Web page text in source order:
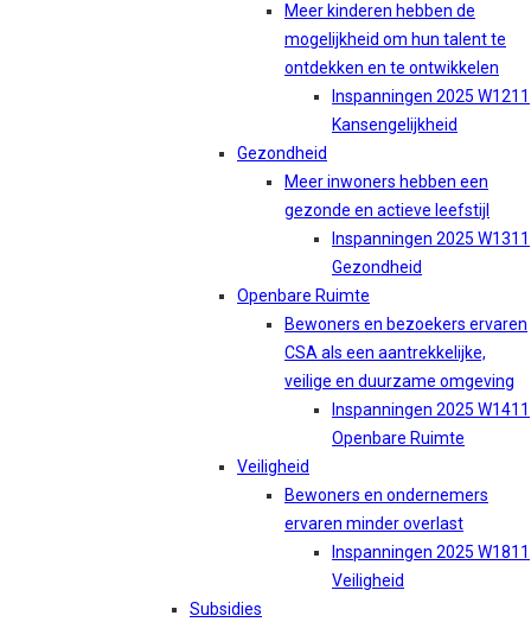
Meer kinderen hebben de
mogelijkheid om hun talent te
ontdekken en te ontwikkelen
Inspanningen 2025 W1211
Kansengelijkheid
Gezondheid
Meer inwoners hebben een
gezonde en actieve leefstijl
Inspanningen 2025 W1311
Gezondheid
Openbare Ruimte
Bewoners en bezoekers ervaren
CSA als een aantrekkelijke,
veilige en duurzame omgeving
Inspanningen 2025 W1411
Openbare Ruimte
Veiligheid
Bewoners en ondernemers
ervaren minder overlast
Inspanningen 2025 W1811
Veiligheid
Subsidies